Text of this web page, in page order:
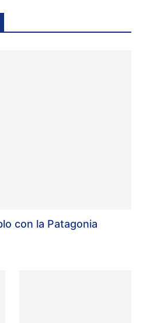
con la Patagonia